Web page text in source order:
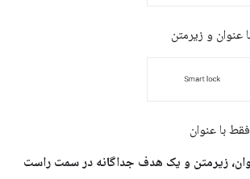
عنوان و زیرمتن
با عنوان
زیرمتن و یک هدف جداگانه در سمت راست